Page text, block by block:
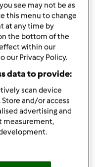
see may not be as
this menu to change
at any time by
the bottom of the
within our
our Privacy Policy.
data to provide:
scan device
and/or access
advertising and
measurement,